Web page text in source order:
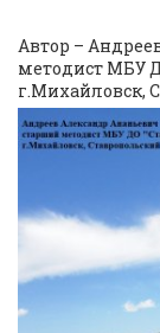
Автор –
методист МБУ
г.Михайловск,